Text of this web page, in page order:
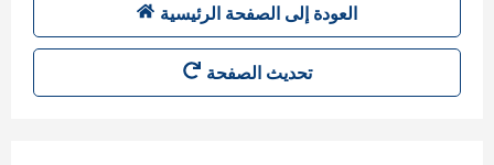
العودة إلى الصفحة الرئيسية
تحديث الصفحة